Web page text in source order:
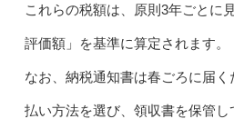
これらの税額は、原則3年ごとに
評価額」を基準に算定されます。
なお、納税通知書は春ごろに届
払い方法を選び、領収書を保管